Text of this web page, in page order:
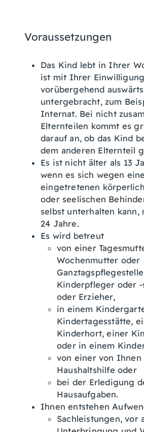
Voraussetzungen
Das Kind lebt in Ihrer
ist mit Ihrer Einwilligung
vorübergehend auswärts
untergebracht, zum
Internat. Bei nicht
Elternteilen kommt es
darauf an, ob das Kind
dem anderen Elternteil
Es ist nicht älter als 13
wenn es sich wegen
eingetretenen
oder seelischen
selbst unterhalten kann,
24 Jahre.
Es wird betreut
von einer
Wochenmutter oder
Kinderpfleger oder -
oder Erzieher,
in einem
Kindertagesstätte,
Kinderhort, einer
oder in einem
von einer von Ihnen
Haushaltshilfe oder
bei der Erledigung
Hausaufgaben.
Ihnen entstehen
Sachleistungen, vor